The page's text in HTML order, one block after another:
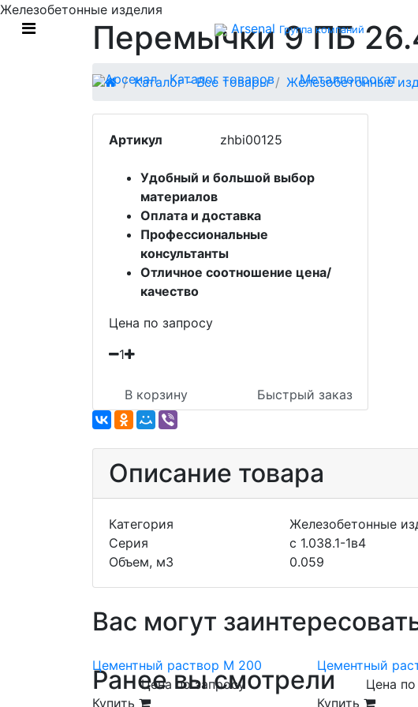
Arsenal Группа компаний
Арсенал Каталог товаров Металлопрокат
Железобетонные изделия
Перемычки 9 ПБ
Каталог - Все товары Железобетонные
Артикул zhbi00125
Удобный и большой выбор
материалов
Оплата и доставка
Профессиональные
консультанты
Отличное соотношение цена/
качество
Цена по запросу
1
В корзину Быстрый заказ
Описание товара
Категория Железобетонные
Серия
с 1.038.1-1в4
Объем, м3
0.059
Вас могут
Цементный раствор М 200
Цена по запросу
Купить
Цементный
Цена
Купить
Ранее вы смотрели